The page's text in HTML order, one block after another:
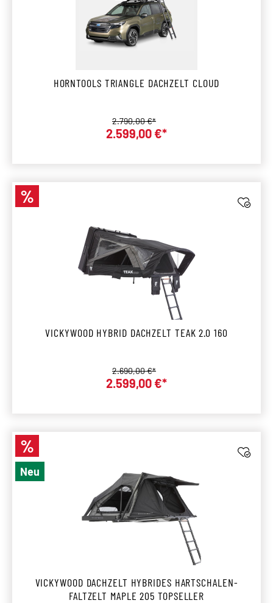
HORNTOOLS TRIANGLE DACHZELT CLOUD
Verkaufspreis:
2.599,00 €*
Regulärer Preis:
2.790,00 €*
Rabatt
%
VICKYWOOD HYBRID DACHZELT TEAK 2.0 160
Verkaufspreis:
2.599,00 €*
Regulärer Preis:
2.690,00 €*
Rabatt
%
Neu
VICKYWOOD DACHZELT HYBRIDES HARTSCHALEN-
FALTZELT MAPLE 205 TOPSELLER